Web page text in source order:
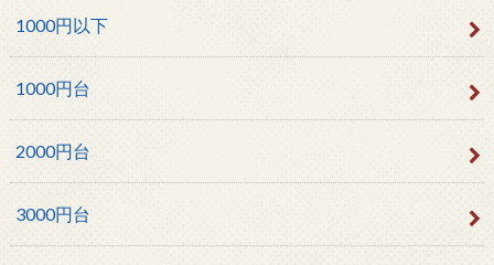
1000円以下
1000円台
2000円台
3000円台